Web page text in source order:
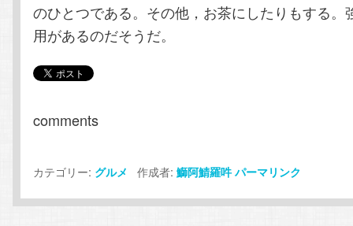
動
のひとつである。その他，お茶にしたりもする。
用があるのだそうだ。
comments
カテゴリー: グルメ 作成者:鰤阿鯖羅吽 パーマリンク